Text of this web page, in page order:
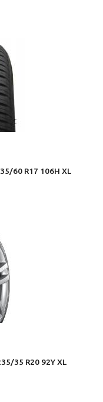
60 R17 106H XL
35 R20 92Y XL